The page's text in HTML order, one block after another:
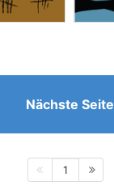
Nächste Seite
1